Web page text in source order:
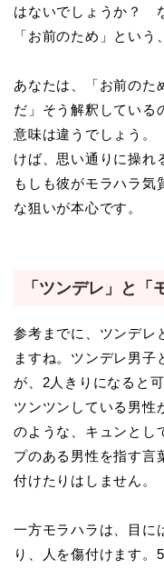
はないでしょうか？
「お前のため」という
あなたは、「お前のた
だ」そう解釈している
意味は違うでしょう。
けば、思い通りに操れ
もしも彼がモラハラ気
な狙いが本心です。
「ツンデレ」と「
参考までに、ツンデレ
ますね。ツンデレ男子
が、2人きりになると
ツンツンしている男性
のような、キュンとし
プのある男性を指す言
付けたりはしません。
一方モラハラは、目に
り、人を傷付けます。